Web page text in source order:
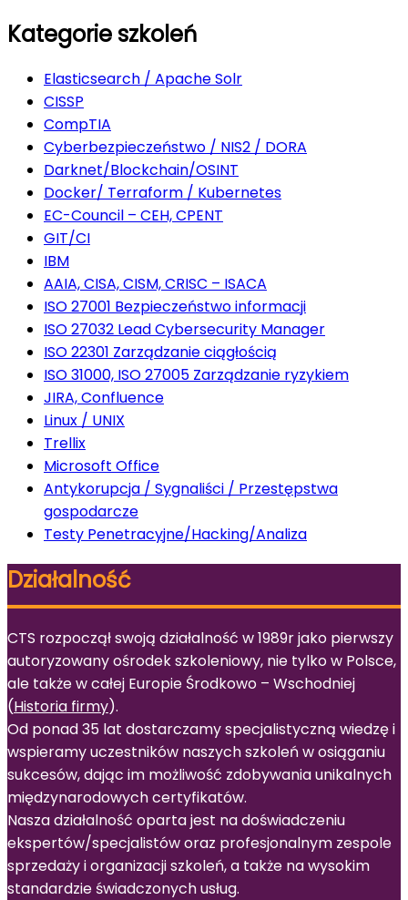
Kategorie szkoleń
Elasticsearch / Apache Solr
CISSP
CompTIA
Cyberbezpieczeństwo / NIS2 / DORA
Darknet/Blockchain/OSINT
Docker/ Terraform / Kubernetes
EC-Council – CEH, CPENT
GIT/CI
IBM
AAIA, CISA, CISM, CRISC – ISACA
ISO 27001 Bezpieczeństwo informacji
ISO 27032 Lead Cybersecurity Manager
ISO 22301 Zarządzanie ciągłością
ISO 31000, ISO 27005 Zarządzanie ryzykiem
JIRA, Confluence
Linux / UNIX
Trellix
Microsoft Office
Antykorupcja / Sygnaliści / Przestępstwa
gospodarcze
Testy Penetracyjne/Hacking/Analiza
Działalność
CTS rozpoczął swoją działalność w 1989r jako pierwszy
autoryzowany ośrodek szkoleniowy, nie tylko w Polsce,
ale także w całej Europie Środkowo – Wschodniej
(Historia firmy).
Od ponad 35 lat dostarczamy specjalistyczną wiedzę i
wspieramy uczestników naszych szkoleń w osiąganiu
sukcesów, dając im możliwość zdobywania unikalnych
międzynarodowych certyfikatów.
Nasza działalność oparta jest na doświadczeniu
ekspertów/specjalistów oraz profesjonalnym zespole
sprzedaży i organizacji szkoleń, a także na wysokim
standardzie świadczonych usług.